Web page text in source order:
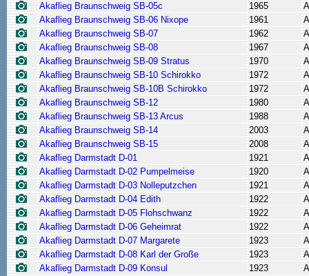
Akaflieg Braunschweig SB-05c
1965
Akaflieg Braunschweig SB-06 Nixope
1961
Akaflieg Braunschweig SB-07
1962
Akaflieg Braunschweig SB-08
1967
Akaflieg Braunschweig SB-09 Stratus
1970
Akaflieg Braunschweig SB-10 Schirokko
1972
Akaflieg Braunschweig SB-10B Schirokko
1972
Akaflieg Braunschweig SB-12
1980
Akaflieg Braunschweig SB-13 Arcus
1988
Akaflieg Braunschweig SB-14
2003
Akaflieg Braunschweig SB-15
2008
Akaflieg Darmstadt D-01
1921
Akaflieg Darmstadt D-02 Pumpelmeise
1920
Akaflieg Darmstadt D-03 Nolleputzchen
1921
Akaflieg Darmstadt D-04 Edith
1922
Akaflieg Darmstadt D-05 Flohschwanz
1922
Akaflieg Darmstadt D-06 Geheimrat
1922
Akaflieg Darmstadt D-07 Margarete
1923
Akaflieg Darmstadt D-08 Karl der Große
1923
Akaflieg Darmstadt D-09 Konsul
1923